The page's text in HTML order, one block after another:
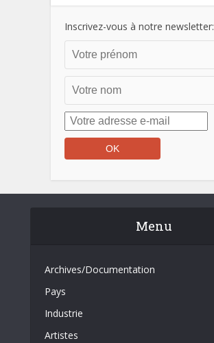
Inscrivez-vous à notre newsletter:
Menu
Archives/Documentation
Pays
Industrie
Artistes